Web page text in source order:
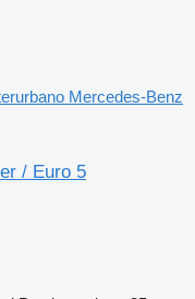
Mercedes-Benz
/ Euro 5